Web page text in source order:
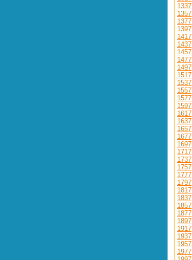
1337
1357
1377
1397
1417
1437
1457
1477
1497
1517
1537
1557
1577
1597
1617
1637
1657
1677
1697
1717
1737
1757
1777
1797
1817
1837
1857
1877
1897
1917
1937
1957
1977